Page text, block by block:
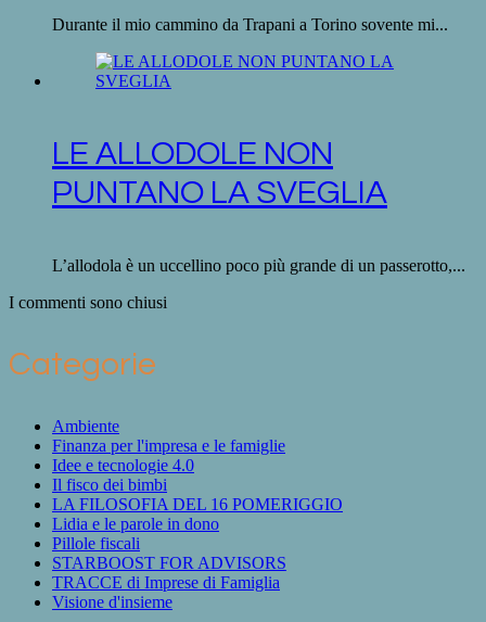
Durante il mio cammino da Trapani a Torino sovente mi...
LE ALLODOLE NON
PUNTANO LA SVEGLIA
L’allodola è un uccellino poco più grande di un passerotto,...
I commenti sono chiusi
Categorie
Ambiente
Finanza per l'impresa e le famiglie
Idee e tecnologie 4.0
Il fisco dei bimbi
LA FILOSOFIA DEL 16 POMERIGGIO
Lidia e le parole in dono
Pillole fiscali
STARBOOST FOR ADVISORS
TRACCE di Imprese di Famiglia
Visione d'insieme